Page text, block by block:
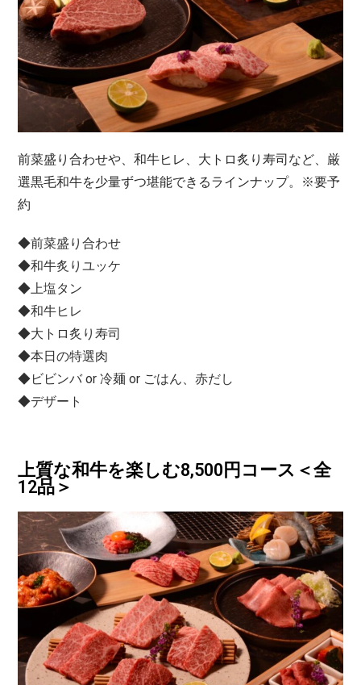
前菜盛り合わせや、和牛ヒレ、大トロ炙り寿司など、厳
選黒毛和牛を少量ずつ堪能できるラインナップ。※要予
約
◆前菜盛り合わせ
◆和牛炙りユッケ
◆上塩タン
◆和牛ヒレ
◆大トロ炙り寿司
◆本日の特選肉
◆ビビンバ or 冷麺 or ごはん、赤だし
◆デザート
上質な和牛を楽しむ8,500円コース＜全
12品＞